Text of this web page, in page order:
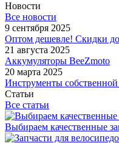
Новости
Все новости
9 сентября 2025
Оптом дешевле! Скидки до
21 августа 2025
Аккумуляторы BeeZmoto
20 марта 2025
Инструменты
Статьи
Все статьи
Выбираем качественные